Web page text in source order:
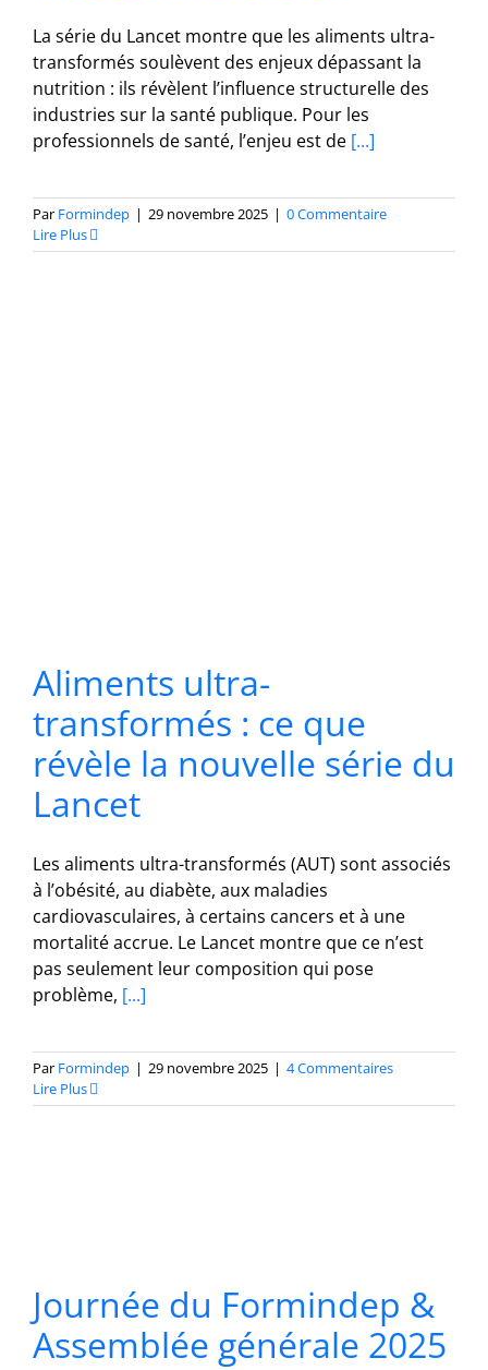
La série du Lancet montre que les aliments ultra-
transformés soulèvent des enjeux dépassant la
nutrition : ils révèlent l’influence structurelle des
industries sur la santé publique. Pour les
professionnels de santé, l’enjeu est de [...]
Par Formindep | 29 novembre 2025 | 0 Commentaire
Lire Plus
Aliments ultra-
transformés : ce que
révèle la nouvelle série du
Lancet
Les aliments ultra-transformés (AUT) sont associés
à l’obésité, au diabète, aux maladies
cardiovasculaires, à certains cancers et à une
mortalité accrue. Le Lancet montre que ce n’est
pas seulement leur composition qui pose
problème, [...]
Par Formindep | 29 novembre 2025 | 4 Commentaires
Lire Plus
Journée du Formindep &
Assemblée générale 2025